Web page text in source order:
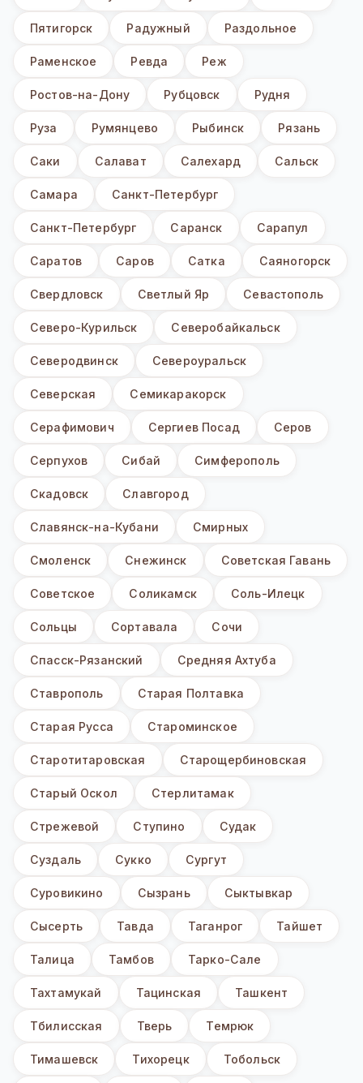
Пятигорск Радужный Раздольное
Раменское Ревда Реж
Ростов-на-Дону Рубцовск Рудня
Руза Румянцево Рыбинск Рязань
Саки Салават Салехард Сальск
Самара Санкт-Петербург
Санкт-Петербург Саранск Сарапул
Саратов Саров Сатка Саяногорск
Свердловск Светлый Яр Севастополь
Северо-Курильск Северобайкальск
Северодвинск Североуральск
Северская Семикаракорск
Серафимович Сергиев Посад Серов
Серпухов Сибай Симферополь
Скадовск Славгород
Славянск-на-Кубани Смирных
Смоленск Снежинск Советская Гавань
Советское Соликамск Соль-Илецк
Сольцы Сортавала Сочи
Спасск-Рязанский Средняя Ахтуба
Ставрополь Старая Полтавка
Старая Русса Староминское
Старотитаровская Старощербиновская
Старый Оскол Стерлитамак
Стрежевой Ступино Судак
Суздаль Сукко Сургут
Суровикино Сызрань Сыктывкар
Сысерть Тавда Таганрог Тайшет
Талица Тамбов Тарко-Сале
Тахтамукай Тацинская Ташкент
Тбилисская Тверь Темрюк
Тимашевск Тихорецк Тобольск